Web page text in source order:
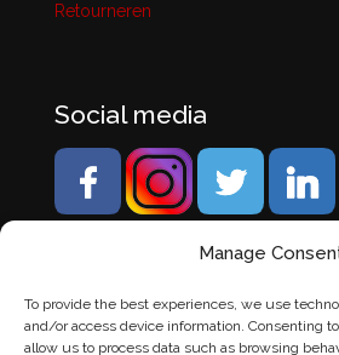
Manage
To provide the best experiences, we use
and/or access device information. Consenting
allow us to process data such as browsing
Retourneren
Social media